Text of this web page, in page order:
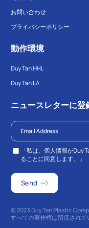
お問い合わせ
プライバシーポリシー
動作環境
Duy Tan HHL
Duy Tan LA
ニュースレターに登
「私は、個人情報がDuy
ることに同意します。」
© 2023 Duy Tan Plastic
すべての著作権は留保されて